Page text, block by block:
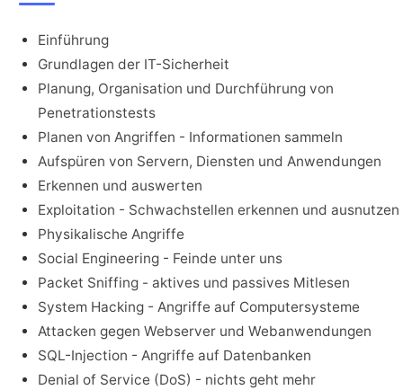
Einführung
Grundlagen der IT-Sicherheit
Planung, Organisation und Durchführung von
Penetrationstests
Planen von Angriffen - Informationen sammeln
Aufspüren von Servern, Diensten und Anwendungen
Erkennen und auswerten
Exploitation - Schwachstellen erkennen und ausnutzen
Physikalische Angriffe
Social Engineering - Feinde unter uns
Packet Sniffing - aktives und passives Mitlesen
System Hacking - Angriffe auf Computersysteme
Attacken gegen Webserver und Webanwendungen
SQL-Injection - Angriffe auf Datenbanken
Denial of Service (DoS) - nichts geht mehr